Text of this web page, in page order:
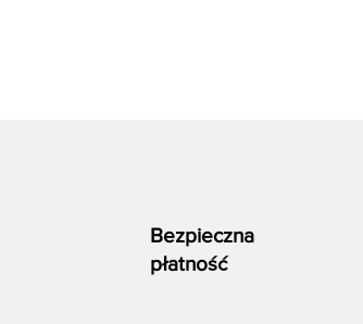
Bezpieczna
płatność